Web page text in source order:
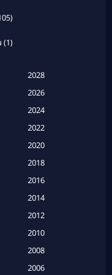
(1)
เรื่องจริง(2)
ริง (20)
2028
2026
2024
2022
2020
2018
2016
2014
2012
2010
2008
2006